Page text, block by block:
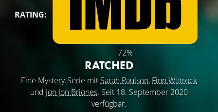
RATING:
72%
RATCHED
Eine Mystery-Serie mit Sarah Paulson, Finn Wittrock
und Jon Jon Briones. Seit 18. September 2020
verfügbar.